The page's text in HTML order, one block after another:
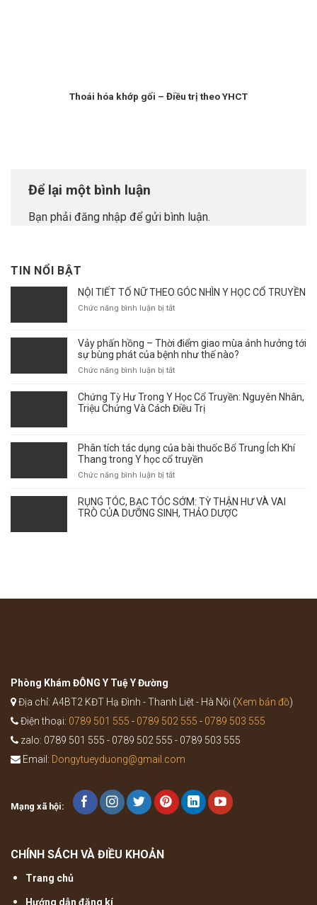
Thoái hóa khớp gối – Điều trị theo YHCT
Để lại một bình luận
Bạn phải đăng nhập để gửi bình luận.
TIN NỔI BẬT
NỘI TIẾT TỐ NỮ THEO GÓC NHÌN Y HỌC CỔ TRUYỀN
Chức năng bình luận bị tắtở
TỐ
NỮ
THEO
NHÌN
Y
Vảy phấn hồng – Thời điểm giao mùa ảnh hưởng tới
sự bùng phát của bệnh như thế nào?
Chức năng bình luận bị tắtở
phấn
hồng
giao
mùa
ảnh
tới
sự
nào?
Chứng Tỳ Hư Trong Y Học Cổ Truyền: Nguyên Nhân,
Triệu Chứng Và Cách Điều Trị
Phân tích tác dụng của bài thuốc Bổ Trung Ích Khí
Thang trong Y học cổ truyền
Chức năng bình luận bị tắtở
tích
tác
RỤNG TÓC, BẠC TÓC SỚM: TỲ THẬN HƯ VÀ VAI
TRÒ CỦA DƯỠNG SINH, THẢO DƯỢC
Phòng Khám ĐÔNG Y Tuệ Y Đường
Địa chỉ: A4BT2 KĐT Hạ Đình - Thanh Liệt - Hà Nội (Xem bản đồ)
Điện thoại: 0789 501 555 - 0789 502 555 - 0789 503 555
zalo: 0789 501 555 - 0789 502 555 - 0789 503 555
Email: Dongytueyduong@gmail.com
Mạng xã hội:
CHÍNH SÁCH VÀ ĐIỀU KHOẢN
Trang chủ
Hướng dẫn đăng kí